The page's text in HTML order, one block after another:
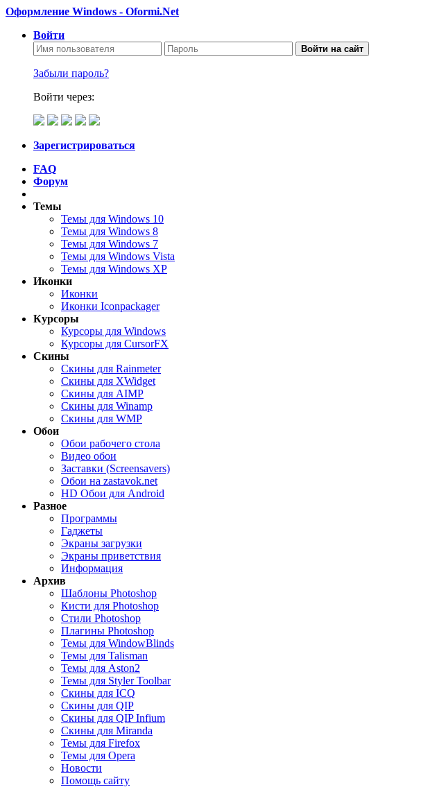
Оформление Windows - Oformi.Net
Войти
Войти на сайт
Забыли пароль?
Войти через:
Зарегистрироваться
FAQ
Форум
Темы
Темы для Windows 10
Темы для Windows 8
Темы для Windows 7
Темы для Windows Vista
Темы для Windows XP
Иконки
Иконки
Иконки Iconpackager
Курсоры
Курсоры для Windows
Курсоры для CursorFX
Скины
Скины для Rainmeter
Скины для XWidget
Скины для AIMP
Скины для Winamp
Скины для WMP
Обои
Обои рабочего стола
Видео обои
Заставки (Screensavers)
Обои на zastavok.net
HD Обои для Android
Разное
Программы
Гаджеты
Экраны загрузки
Экраны приветствия
Информация
Архив
Шаблоны Photoshop
Кисти для Photoshop
Стили Photoshop
Плагины Photoshop
Темы для WindowBlinds
Темы для Talisman
Темы для Aston2
Темы для Styler Toolbar
Скины для ICQ
Скины для QIP
Скины для QIP Infium
Скины для Miranda
Темы для Firefox
Темы для Opera
Новости
Помощь сайту